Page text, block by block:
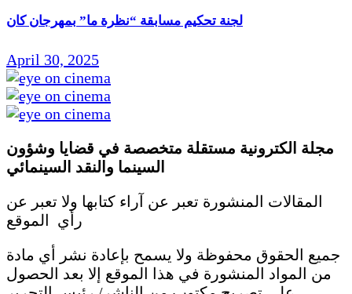
لجنة تحكيم مسابقة “نظرة ما” بمهرجان كان
April 30, 2025
مجلة الكترونية مستقلة متخصصة في قضايا وشؤون
السينما والنقد السينمائي
المقالات المنشورة تعبر عن آراء كتابها ولا تعبر عن
رأي الموقع
جميع الحقوق محفوظة ولا يسمح بإعادة نشر أي مادة
من المواد المنشورة في هذا الموقع إلا بعد الحصول